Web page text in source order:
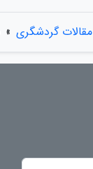
مقالات گردشگری »